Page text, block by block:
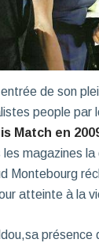
de son
people par
Match en
magazines la
Montebourg
atteinte à la
présence